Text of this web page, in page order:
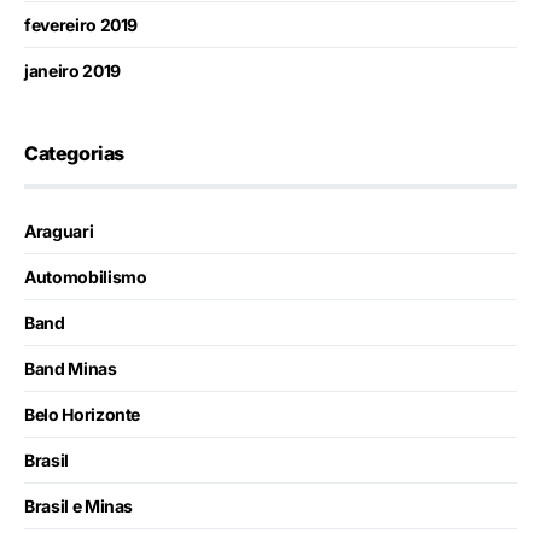
fevereiro 2019
janeiro 2019
Categorias
Araguari
Automobilismo
Band
Band Minas
Belo Horizonte
Brasil
Brasil e Minas